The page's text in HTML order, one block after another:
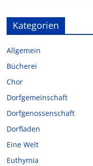
Kategorien
Allgemein
Bücherei
Chor
Dorfgemeinschaft
Dorfgenossenschaft
Dorfladen
Eine Welt
Euthymia